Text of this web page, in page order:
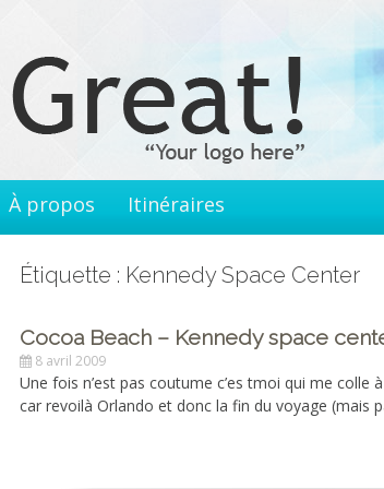
contenu
principal
À propos Itinéraires
Étiquette : Kennedy Space Center
Cocoa Beach – Kennedy space
8 avril 2009
Une fois n’est pas coutume c’es tmoi qui me colle
car revoilà Orlando et donc la fin du voyage (mais